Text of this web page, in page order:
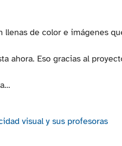
llenas de color e imágenes
ahora. Eso gracias al